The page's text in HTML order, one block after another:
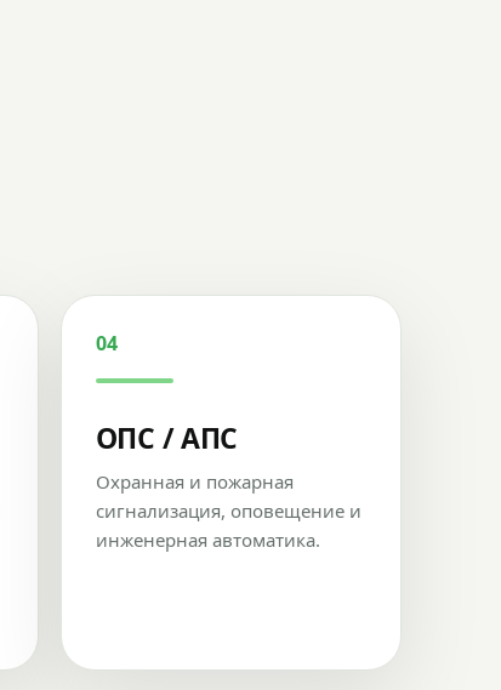
04
ОПС / АПС
Охранная и пожарная
сигнализация, оповещение и
инженерная автоматика.